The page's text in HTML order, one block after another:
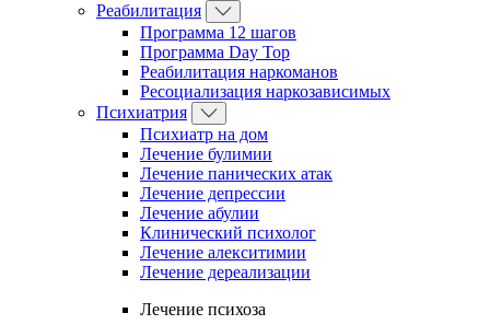
Реабилитация
Программа 12 шагов
Программа Day Top
Реабилитация наркоманов
Ресоциализация наркозависимых
Психиатрия
Психиатр на дом
Лечение булимии
Лечение панических атак
Лечение депрессии
Лечение абулии
Клинический психолог
Лечение алекситимии
Лечение дереализации
Лечение психоза